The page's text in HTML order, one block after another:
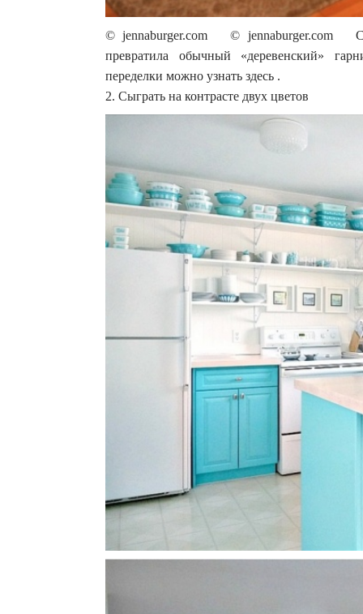
© jennaburger.com © jennaburger.com
превратила обычный «деревенский»
переделки можно узнать здесь .
2. Сыграть на контрасте двух цветов